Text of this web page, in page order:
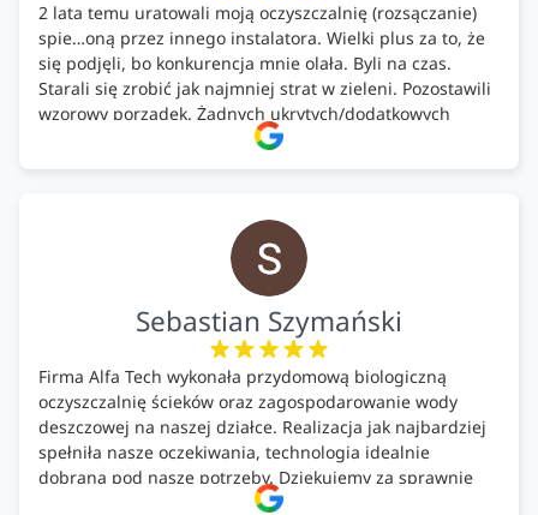
2 lata temu uratowali moją oczyszczalnię (rozsączanie)
spie…oną przez innego instalatora. Wielki plus za to, że
się podjęli, bo konkurencja mnie olała. Byli na czas.
Starali się zrobić jak najmniej strat w zieleni. Pozostawili
wzorowy porządek. Żadnych ukrytych/dodatkowych
kosztów. Zaskoczenie. Kontakt bardzo OK. Obsługa
pomontażowa również OK. A ich środki do oczyszczalni –
Sebastian Szymański
Firma Alfa Tech wykonała przydomową biologiczną
oczyszczalnię ścieków oraz zagospodarowanie wody
deszczowej na naszej działce. Realizacja jak najbardziej
spełniła nasze oczekiwania, technologia idealnie
dobrana pod nasze potrzeby. Dziękujemy za sprawnie
wykonany montaż w świetnej atmosferze! Polecam!